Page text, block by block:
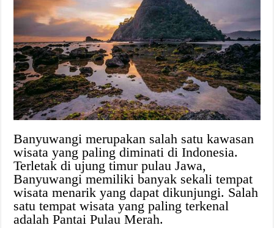
Banyuwangi merupakan salah satu kawasan
wisata yang paling diminati di Indonesia.
Terletak di ujung timur pulau Jawa,
Banyuwangi memiliki banyak sekali tempat
wisata menarik yang dapat dikunjungi. Salah
satu tempat wisata yang paling terkenal
adalah Pantai Pulau Merah.